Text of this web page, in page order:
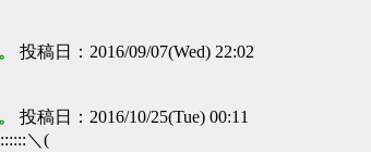
投稿日：2016/09/07(Wed) 22:02
投稿日：2016/10/25(Tue) 00:11
＼(